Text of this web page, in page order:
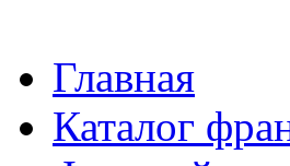
Главная
Каталог